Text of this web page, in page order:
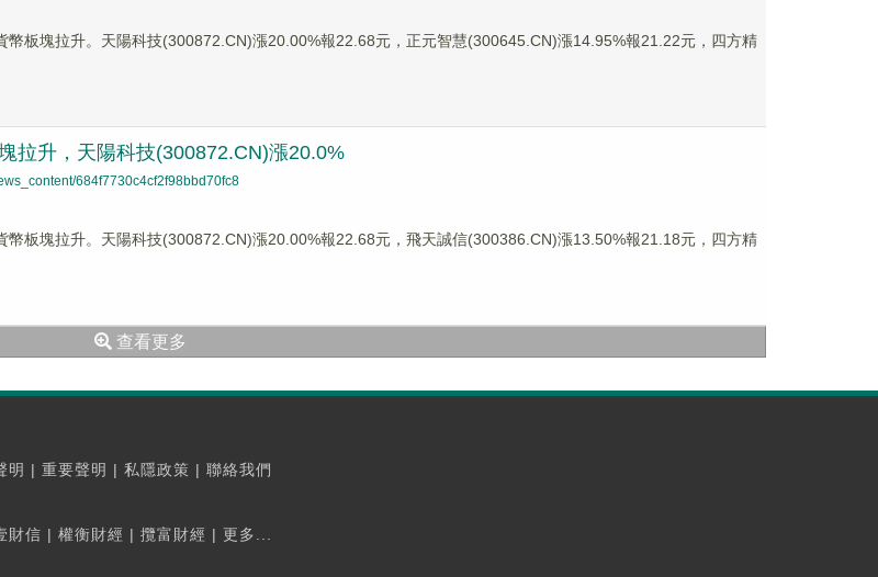
幣板塊拉升。天陽科技(300872.CN)漲20.00%報22.68元，正元智慧(300645.CN)漲14.95%報21.22元，四方精
拉升，天陽科技(300872.CN)漲20.0%
684f7730c4cf2f98bbd70fc8
幣板塊拉升。天陽科技(300872.CN)漲20.00%報22.68元，飛天誠信(300386.CN)漲13.50%報21.18元，四方精
查看更多
明 | 重要聲明 | 私隱政策 | 聯絡我們
財信 | 權衡財經 | 攬富財經 | 更多...